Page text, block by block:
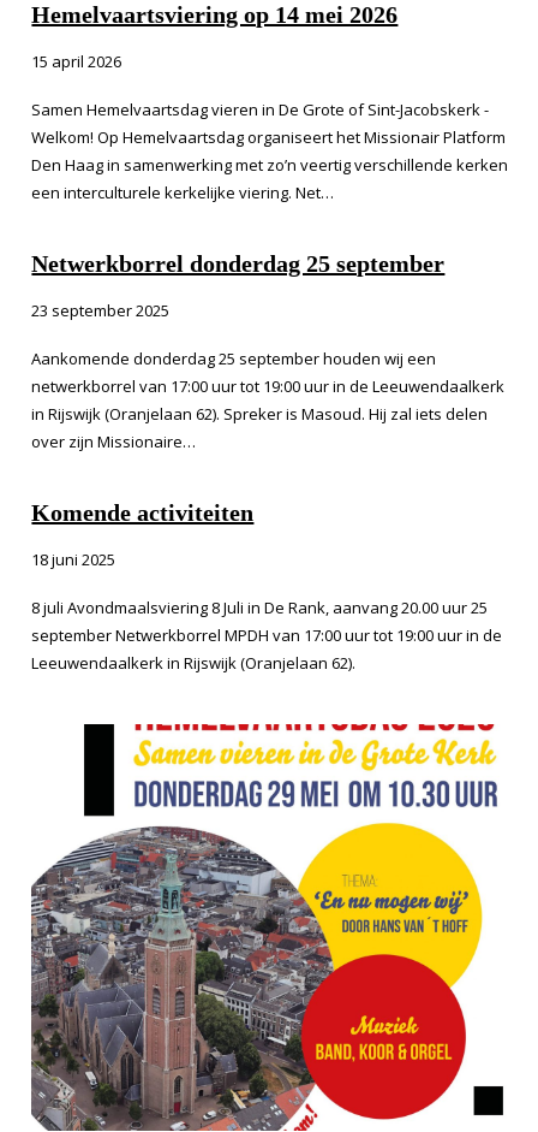
Hemelvaartsviering op 14 mei 2026
15 april 2026
Samen Hemelvaartsdag vieren in De Grote of Sint-Jacobskerk -
Welkom! Op Hemelvaartsdag organiseert het Missionair Platform
Den Haag in samenwerking met zo’n veertig verschillende kerken
een interculturele kerkelijke viering. Net…
Netwerkborrel donderdag 25 september
23 september 2025
Aankomende donderdag 25 september houden wij een
netwerkborrel van 17:00 uur tot 19:00 uur in de Leeuwendaalkerk
in Rijswijk (Oranjelaan 62). Spreker is Masoud. Hij zal iets delen
over zijn Missionaire…
Komende activiteiten
18 juni 2025
8 juli Avondmaalsviering 8 Juli in De Rank, aanvang 20.00 uur 25
september Netwerkborrel MPDH van 17:00 uur tot 19:00 uur in de
Leeuwendaalkerk in Rijswijk (Oranjelaan 62).